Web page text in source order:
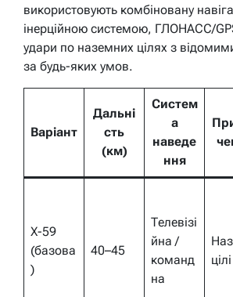
використовують комбіновану
інерційною системою, ГЛОНАСС/
удари по наземних цілях з
за будь-яких умов.
Варіант
Дальні
сть
(км)
Систем
а
наведе
ння
Х-59
(базова
)
40–45
Телевізі
йна /
команд
на
цілі